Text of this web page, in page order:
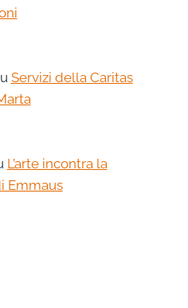
Servizi della Caritas
L’arte incontra la
Emmaus